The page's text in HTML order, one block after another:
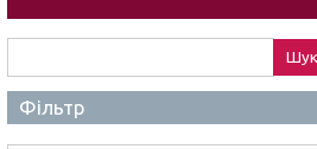
Фільтр